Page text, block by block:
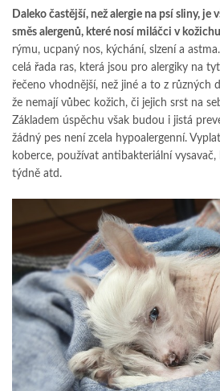
Daleko častější, než alergie na psí sliny, je
směs alergenů, které nosí miláčci v
rýmu, ucpaný nos, kýchání, slzení a
celá řada ras, která jsou pro alergiky na
řečeno vhodnější, než jiné a to z různých
že nemají vůbec kožich, či jejich srst na
Základem úspěchu však budou i jistá
žádný pes není zcela hypoalergenní.
koberce, používat antibakteriální
týdně atd.